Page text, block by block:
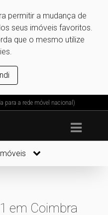
permitir a mudança de
seus imóveis favoritos.
que o mesmo utilize
para a rede móvel nacional)
em Coimbra